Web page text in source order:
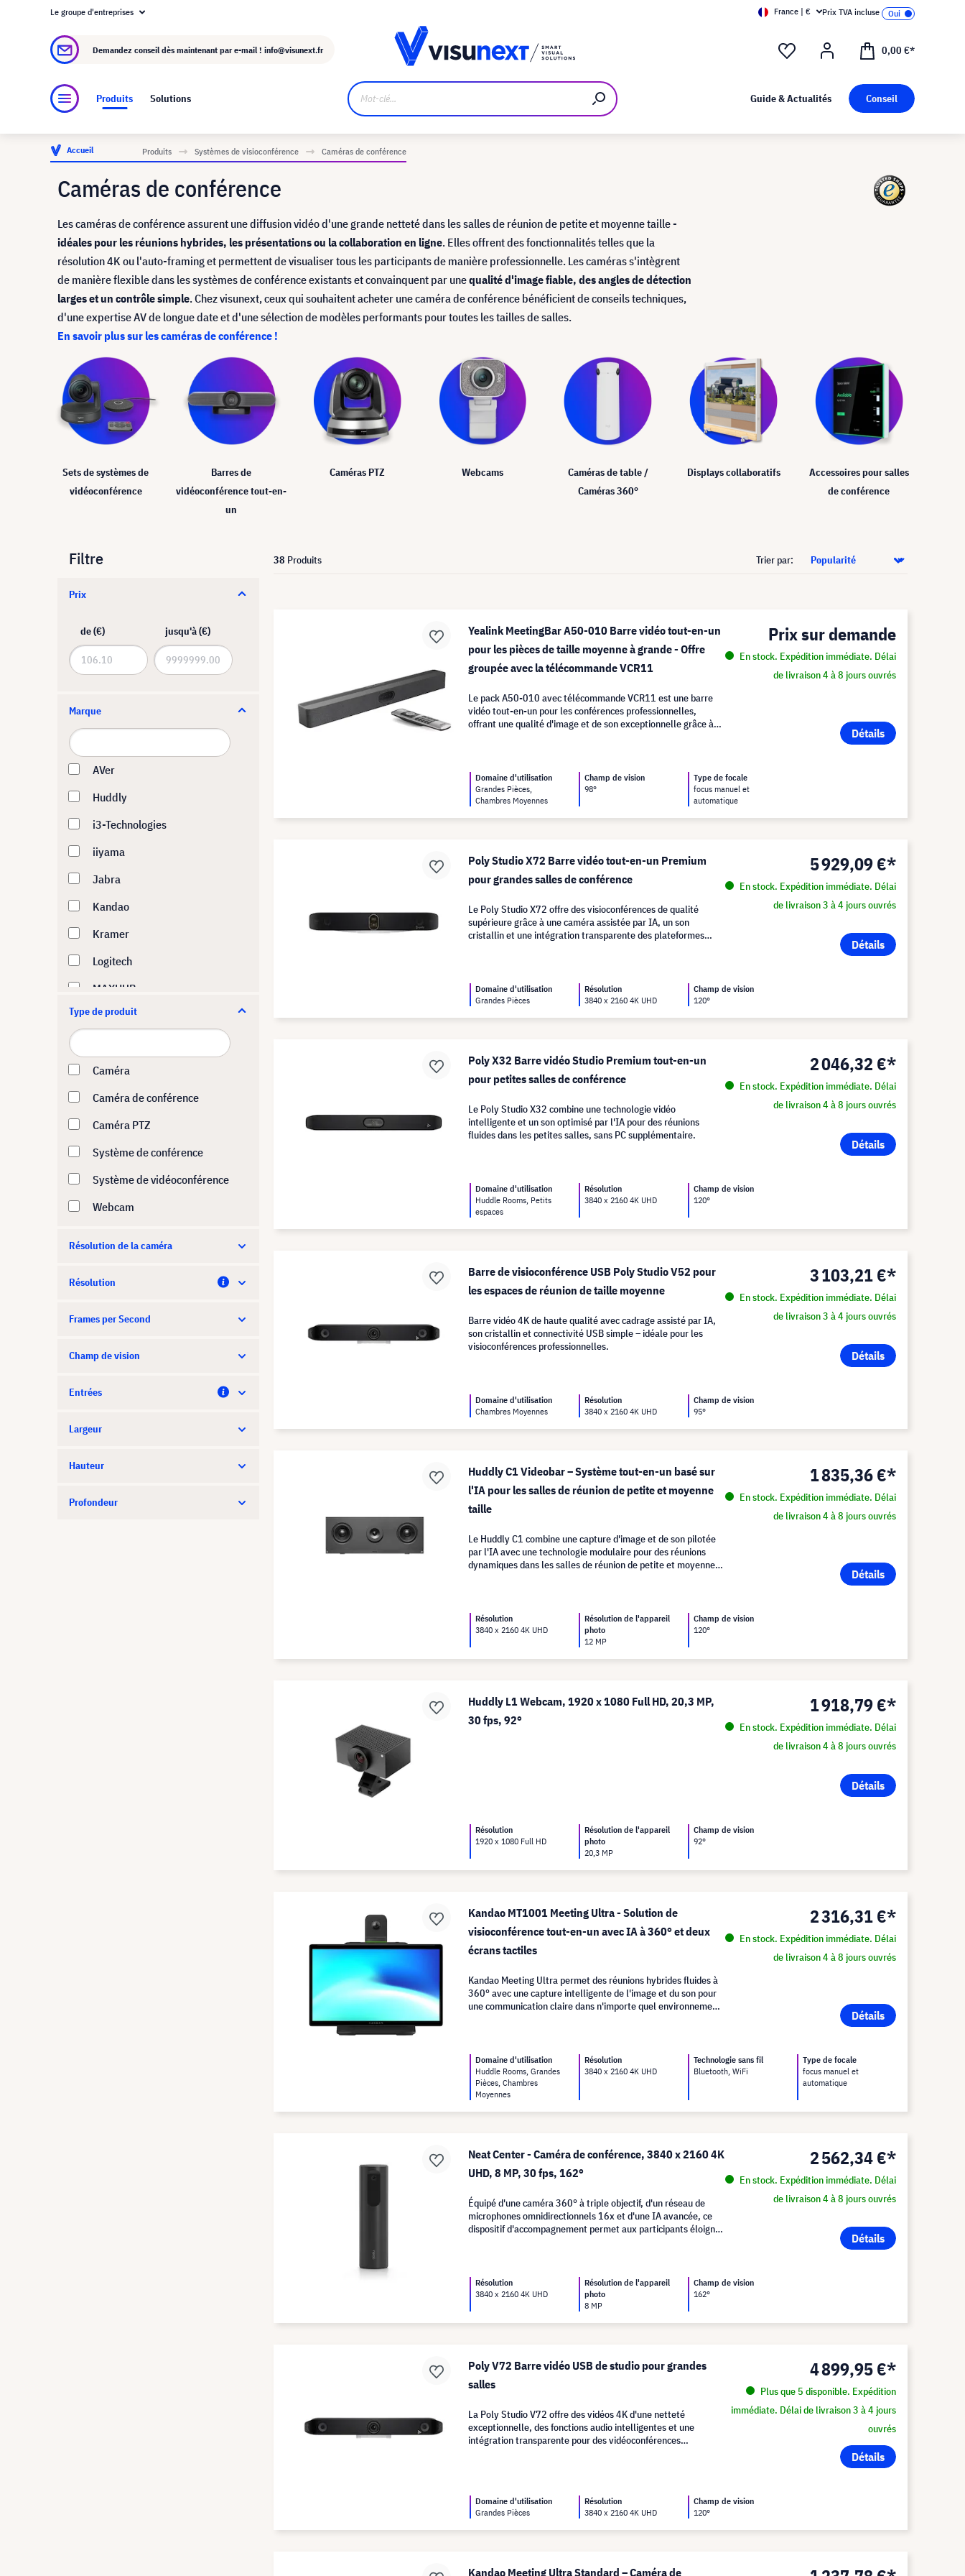
À propos de visunext.fr
Le groupe d'entreprises France | € Prix TVA incluse
Demandez conseil dès maintenant par e-mail ! info@visunext.fr 0,00 €*
Produits Solutions Guide & Actualités Conseil
Accueil Produits Systèmes de visioconférence Caméras de conférence
Caméras de conférence
Les caméras de conférence assurent une diffusion vidéo d'une grande netteté dans les salles de réunion de petite et moyenne taille -
idéales pour les réunions hybrides, les présentations ou la collaboration en ligne. Elles offrent des fonctionnalités telles que la
résolution 4K ou l'auto-framing et permettent de visualiser tous les participants de manière professionnelle. Les caméras s'intègrent
de manière flexible dans les systèmes de conférence existants et convainquent par unequalité d'image fiable, des angles de détection
larges et un contrôle simple. Chez visunext, ceux qui souhaitent acheter une caméra de conférence bénéficient de conseils techniques,
d'une expertise AV de longue date et d'une sélection de modèles performants pour toutes les tailles de salles.
En savoir plus sur les caméras de conférence !
Sets de systèmes de
vidéoconférence
Barres de
vidéoconférence tout-en-
un
Caméras PTZ Webcams
Caméras de table /
Caméras 360°
Displays collaboratifs
Accessoires pour salles
de conférence
Filtre
Prix
de (€) jusqu'à (€)
Marque
AVer
Huddly
i3-Technologies
iiyama
Jabra
Kandao
Kramer
Logitech
MAXHUB
Neat
Owl Labs
Poly
StarBoard
Yealink
Type de produit
Caméra
Caméra de conférence
Caméra PTZ
Système de conférence
Système de vidéoconférence
Webcam
Résolution de la caméra
Résolution
Frames per Second
Champ de vision
Entrées
Largeur
Hauteur
Profondeur
38 Produits Trier par:
Yealink MeetingBar A50-010 Barre vidéo tout-en-un
pour les pièces de taille moyenne à grande - Offre
groupée avec la télécommande VCR11
Prix sur demande
En stock. Expédition immédiate. Délai
de livraison 4 à 8 jours ouvrés
Détails
Le pack A50-010 avec télécommande VCR11 est une barre
vidéo tout-en-un pour les conférences professionnelles,
offrant une qualité d'image et de son exceptionnelle grâce à
Domaine d'utilisation
Grandes Pièces,
Chambres Moyennes
Champ de vision
98°
Type de focale
focus manuel et
automatique
Poly Studio X72 Barre vidéo tout-en-un Premium
pour grandes salles de conférence
5 929,09 €*
En stock. Expédition immédiate. Délai
de livraison 3 à 4 jours ouvrés
Détails
Le Poly Studio X72 offre des visioconférences de qualité
supérieure grâce à une caméra assistée par IA, un son
cristallin et une intégration transparente des plateformes
Domaine d'utilisation
Grandes Pièces
Résolution
3840 x 2160 4K UHD
Champ de vision
120°
Poly X32 Barre vidéo Studio Premium tout-en-un
pour petites salles de conférence
2 046,32 €*
En stock. Expédition immédiate. Délai
de livraison 4 à 8 jours ouvrés
Détails
Le Poly Studio X32 combine une technologie vidéo
intelligente et un son optimisé par l'IA pour des réunions
fluides dans les petites salles, sans PC supplémentaire.
Domaine d'utilisation
Huddle Rooms, Petits
espaces
Résolution
3840 x 2160 4K UHD
Champ de vision
120°
Barre de visioconférence USB Poly Studio V52 pour
les espaces de réunion de taille moyenne
3 103,21 €*
En stock. Expédition immédiate. Délai
de livraison 3 à 4 jours ouvrés
Détails
Barre vidéo 4K de haute qualité avec cadrage assisté par IA,
son cristallin et connectivité USB simple – idéale pour les
visioconférences professionnelles.
Domaine d'utilisation
Chambres Moyennes
Résolution
3840 x 2160 4K UHD
Champ de vision
95°
Huddly C1 Videobar – Système tout-en-un basé sur
l'IA pour les salles de réunion de petite et moyenne
taille
1 835,36 €*
En stock. Expédition immédiate. Délai
de livraison 4 à 8 jours ouvrés
Détails
Le Huddly C1 combine une capture d'image et de son pilotée
par l'IA avec une technologie modulaire pour des réunions
dynamiques dans les salles de réunion de petite et moyenne
Résolution
3840 x 2160 4K UHD
Résolution de l'appareil
photo
12 MP
Champ de vision
120°
Huddly L1 Webcam, 1920 x 1080 Full HD, 20,3 MP,
30 fps, 92°
1 918,79 €*
En stock. Expédition immédiate. Délai
de livraison 4 à 8 jours ouvrés
Détails
Résolution
1920 x 1080 Full HD
Résolution de l'appareil
photo
20,3 MP
Champ de vision
92°
Kandao MT1001 Meeting Ultra - Solution de
visioconférence tout-en-un avec IA à 360° et deux
écrans tactiles
2 316,31 €*
En stock. Expédition immédiate. Délai
de livraison 4 à 8 jours ouvrés
Détails
Kandao Meeting Ultra permet des réunions hybrides fluides à
360° avec une capture intelligente de l'image et du son pour
une communication claire dans n'importe quel environnement
Domaine d'utilisation
Huddle Rooms, Grandes
Pièces, Chambres
Moyennes
Résolution
3840 x 2160 4K UHD
Technologie sans fil
Bluetooth, WiFi
Type de focale
focus manuel et
automatique
Neat Center - Caméra de conférence, 3840 x 2160 4K
UHD, 8 MP, 30 fps, 162°
2 562,34 €*
En stock. Expédition immédiate. Délai
de livraison 4 à 8 jours ouvrés
Détails
Équipé d'une caméra 360° à triple objectif, d'un réseau de
microphones omnidirectionnels 16x et d'une IA avancée, ce
dispositif d'accompagnement permet aux participants éloignés
Résolution
3840 x 2160 4K UHD
Résolution de l'appareil
photo
8 MP
Champ de vision
162°
Poly V72 Barre vidéo USB de studio pour grandes
salles
4 899,95 €*
Plus que 5 disponible. Expédition
immédiate. Délai de livraison 3 à 4 jours
ouvrés
Détails
La Poly Studio V72 offre des vidéos 4K d'une netteté
exceptionnelle, des fonctions audio intelligentes et une
intégration transparente pour des vidéoconférences
Domaine d'utilisation
Grandes Pièces
Résolution
3840 x 2160 4K UHD
Champ de vision
120°
Kandao Meeting Ultra Standard – Caméra de